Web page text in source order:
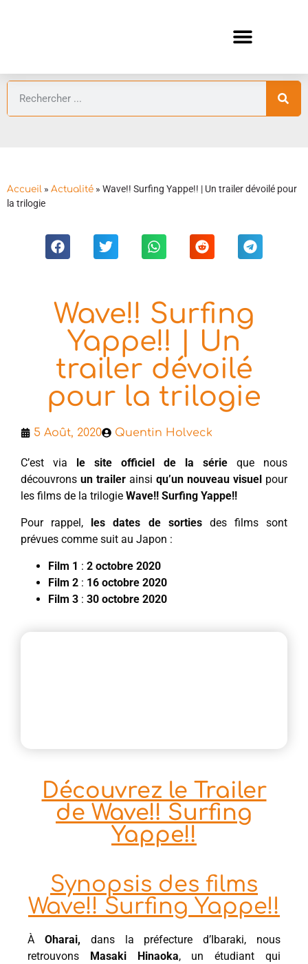
Accueil » Actualité » Wave!! Surfing Yappe!! | Un trailer dévoilé pour
la trilogie
Wave!! Surfing
Yappe!! | Un
trailer dévoilé
pour la trilogie
5 Août, 2020 Quentin Holveck
C’est via le site officiel de la série que nous
découvrons un trailer ainsi qu’un nouveau visuel pour
les films de la trilogie Wave!! Surfing Yappe!!
Pour rappel, les dates de sortiesdes films sont
prévues comme suit au Japon :
Film 1 : 2 octobre 2020
Film 2 : 16 octobre 2020
Film 3 : 30 octobre 2020
Découvrez le Trailer
de Wave!! Surfing
Yappe!!
Synopsis des films
Wave!! Surfing Yappe!!
À Oharai, dans la préfecture d’Ibaraki, nous
retrouvons
Masaki Hinaoka, un étudiant qui